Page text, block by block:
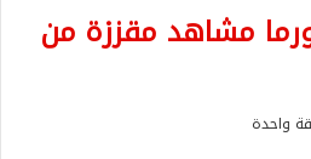
مشاهد مقززة من
واحدة